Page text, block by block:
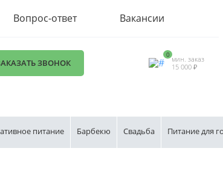
Вопрос-ответ Вакансии
ЗВОНОК
0 мин. заказ
15 000 ₽
питание Барбекю Свадьба Питание для